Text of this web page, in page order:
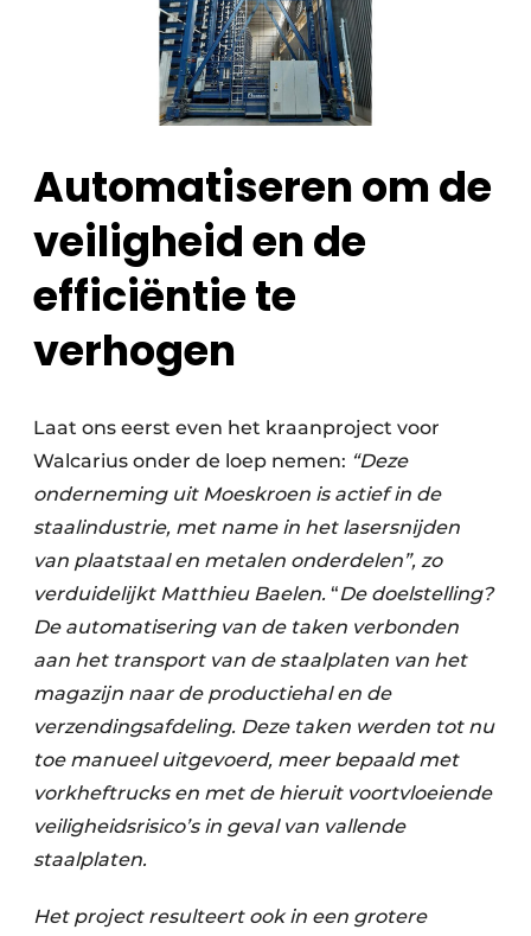
Automatiseren om de
veiligheid en de
efficiëntie te
verhogen
Laat ons eerst even het kraanproject voor
Walcarius onder de loep nemen: “Deze
onderneming uit Moeskroen is actief in de
staalindustrie, met name in het lasersnijden
van plaatstaal en metalen onderdelen”, zo
verduidelijkt Matthieu Baelen. “De doelstelling?
De automatisering van de taken verbonden
aan het transport van de staalplaten van het
magazijn naar de productiehal en de
verzendingsafdeling. Deze taken werden tot nu
toe manueel uitgevoerd, meer bepaald met
vorkheftrucks en met de hieruit voortvloeiende
veiligheidsrisico’s in geval van vallende
staalplaten.
Het project resulteert ook in een grotere